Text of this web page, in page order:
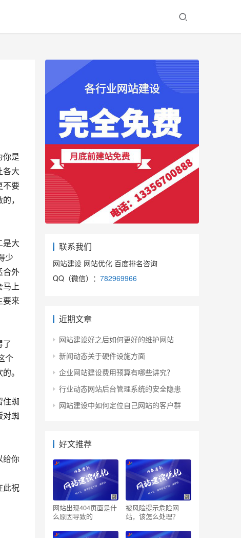
是
各大
不要
，
大
少
合外
马上
要来
个
。
蜘
对蜘
给你
此祝
联系我们
网站建设 网站优化 百度排名咨询
QQ（微信）： 782969966
近期文章
网站建设好之后如何更好的维护网站
新闻动态关于硬件设施方面
企业网站建设费用预算有哪些讲究？
行业动态网站后台管理系统的安全隐患
网站建设中如何定位自己网站的客户群
好文推荐
网站出现404页面是什
么原因导致的
被风险提示危险网
站，该怎么处理？